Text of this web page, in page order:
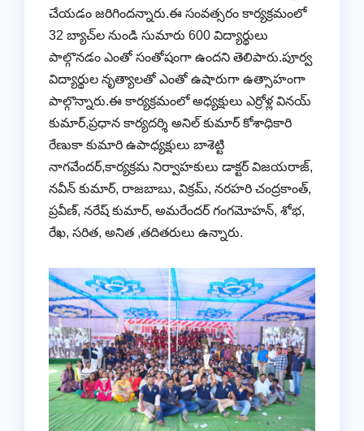
చేయడం జరిగిందన్నారు.ఈ సంవత్సరం కార్యక్రమంలో
32 బ్యాచ్‌ల నుండి సుమారు 600 విద్యార్థులు
పాల్గొనడం ఎంతో సంతోషంగా ఉందని తెలిపారు.పూర్వ
విద్యార్థుల నృత్యాలతో ఎంతో ఉషారుగా ఉత్సాహంగా
పాల్గొన్నారు.ఈ కార్యక్రమంలో అధ్యక్షులు ఎర్రోళ్ల వినయ్
కుమార్,ప్రధాన కార్యదర్శి అనిల్ కుమార్ కోశాధికారి
రేణుకా కుమారి ఉపాధ్యక్షులు బాశెట్టి
నాగవేందర్,కార్యక్రమ నిర్వాహకులు డాక్టర్ విజయరాజ్,
నవీన్ కుమార్, రాజబాబు, విక్రమ్, నరహరి చంద్రకాంత్,
ప్రవీణ్, నరేష్ కుమార్, అమరేందర్ గంగమోహన్, శోభ,
రేఖ, సరిత, అనిత ,తదితరులు ఉన్నారు.